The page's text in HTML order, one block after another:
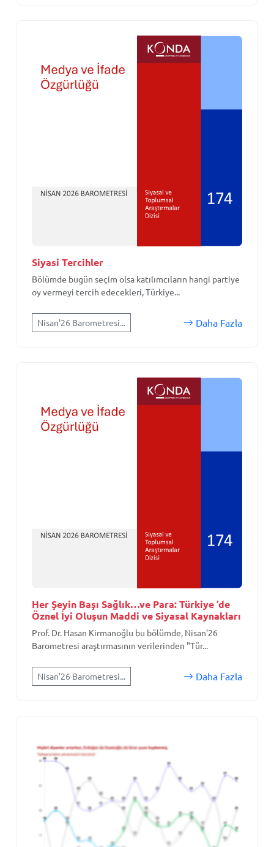
Siyasi Tercihler
Bölümde bugün seçim olsa katılımcıların hangi partiye
oy vermeyi tercih edecekleri, Türkiye...
Nisan'26 Barometresi... Daha Fazla
Her Şeyin Başı Sağlık…ve Para: Türkiye ’de
Öznel İyi Oluşun Maddi ve Siyasal Kaynakları
Prof. Dr. Hasan Kirmanoğlu bu bölümde, Nisan'26
Barometresi araştırmasının verilerinden "Tür...
Nisan'26 Barometresi... Daha Fazla